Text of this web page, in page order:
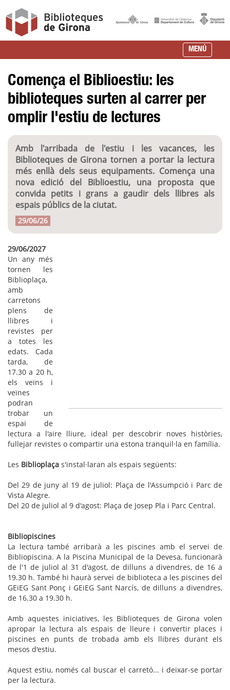
MENÚ
Comença el Biblioestiu: les
biblioteques surten al carrer per
omplir l'estiu de lectures
Amb l'arribada de l'estiu i les vacances, les
Biblioteques de Girona tornen a portar la lectura
més enllà dels seus equipaments. Comença una
nova edició del Biblioestiu, una proposta que
convida petits i grans a gaudir dels llibres als
espais públics de la ciutat.
29/06/26
29/06/2027
Un any més
tornen les
Biblioplaça,
amb
carretons
plens de
llibres i
revistes per
a totes les
edats. Cada
tarda, de
17.30 a 20 h,
els veïns i
veïnes
podran
trobar un
espai de
lectura a l'aire lliure, ideal per descobrir noves històries,
fullejar revistes o compartir una estona tranquil·la en família.
Les Biblioplaça s'instal·laran als espais següents:
Del 29 de juny al 19 de juliol: Plaça de l'Assumpció i Parc de
Vista Alegre.
Del 20 de juliol al 9 d'agost: Plaça de Josep Pla i Parc Central.
Bibliopiscines
La lectura també arribarà a les piscines amb el servei de
Bibliopiscina. A la Piscina Municipal de la Devesa, funcionarà
de l'1 de juliol al 31 d'agost, de dilluns a divendres, de 16 a
19.30 h. També hi haurà servei de biblioteca a les piscines del
GEiEG Sant Ponç i GEiEG Sant Narcís, de dilluns a divendres,
de 16.30 a 19.30 h.
Amb aquestes iniciatives, les Biblioteques de Girona volen
apropar la lectura als espais de lleure i convertir places i
piscines en punts de trobada amb els llibres durant els
mesos d'estiu.
Aquest estiu, només cal buscar el carretó... i deixar-se portar
per la lectura.